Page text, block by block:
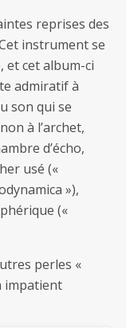
reprises des
instrument se
et cet album-ci
admiratif à
son qui se
à l’archet,
d’écho,
usé («
»),
(«
perles «
impatient